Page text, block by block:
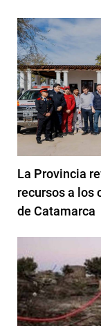
La Provincia
recursos a los
de Catamarca